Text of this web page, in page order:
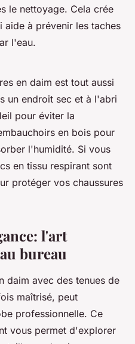
le nettoyage. Cela crée
à prévenir les taches
l'eau.
en daim est tout aussi
un endroit sec et à l'abri
pour éviter la
en bois pour
l'humidité. Si vous
en tissu respirant sont
protéger vos chaussures
l'art
bureau
daim avec des tenues de
maîtrisé, peut
professionnelle. Ce
vous permet d'explorer